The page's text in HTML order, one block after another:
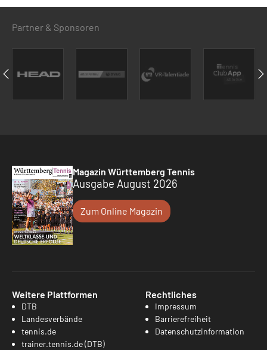
Partner & Sponsoren
Magazin Württemberg Tennis
Ausgabe August 2026
Zum Online Magazin
Weitere Plattformen
DTB
Landesverbände
tennis.de
trainer.tennis.de (DTB)
Rechtliches
Impressum
Barrierefreiheit
Datenschutzinformation